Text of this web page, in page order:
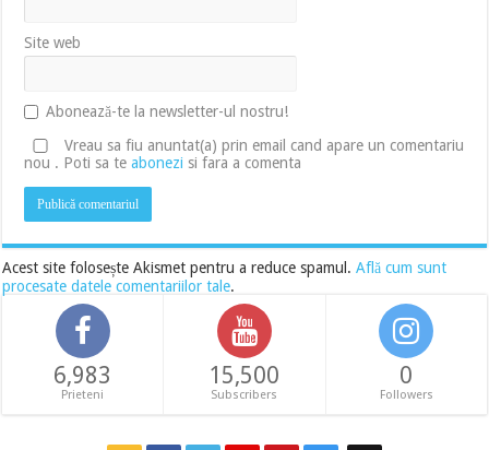
Site web
Abonează-te la newsletter-ul nostru!
Vreau sa fiu anuntat(a) prin email cand apare un comentariu
nou . Poti sa teabonezi si fara a comenta
Acest site folosește Akismet pentru a reduce spamul.Află cum sunt
procesate datele comentariilor tale.
6,983
Prieteni
15,500
Subscribers
0
Followers